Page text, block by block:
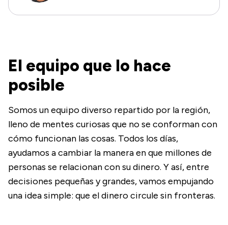
El equipo que lo hace
posible
Somos un equipo diverso repartido por la región,
lleno de mentes curiosas que no se conforman con
cómo funcionan las cosas. Todos los días,
ayudamos a cambiar la manera en que millones de
personas se relacionan con su dinero. Y así, entre
decisiones pequeñas y grandes, vamos empujando
una idea simple: que el dinero circule sin fronteras.